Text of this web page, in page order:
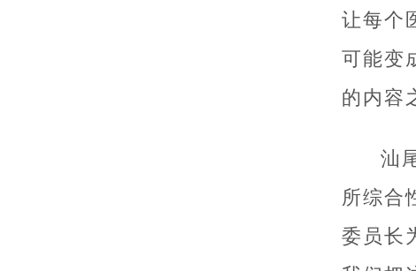
让每个
可能变
的内容
汕
所综合
委员长